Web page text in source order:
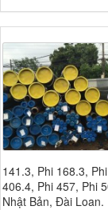
141.3, Phi 168.3,
406.4, Phi 457, Phi
Nhật Bản, Đài Loan.